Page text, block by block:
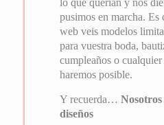
pusimos en marcha. Es
web veis modelos
para vuestra boda,
cumpleaños o
haremos posible.
Y recuerda…
diseños